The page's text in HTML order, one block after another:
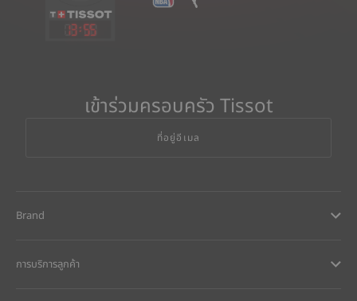
13:55
เข้าร่วมครอบครัว Tissot
ที่อยู่อีเมล
Brand
การบริการลูกค้า